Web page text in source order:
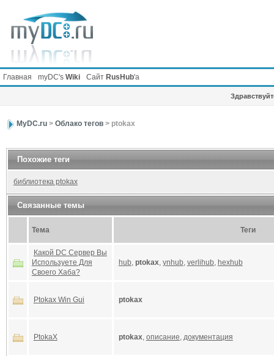
Главная myDC's Wiki Сайт RusHub'а
MyDC.ru> Облако тегов> ptokax
Похожие теги
библиотека ptokax
Связанные темы
Тема Теги
Какой DC Сервер Вы
Используете Для
Своего Хаба?
hub, ptokax, ynhub, verlihub, hexhub
Ptokax Win Gui ptokax
PtokaX ptokax, описание, документация